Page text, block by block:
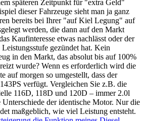
späteren Zeitpunkt für "extra Geld"
dieser Fahrzeuge sieht man ja ganz
bereits bei Ihrer "auf Kiel Legung" auf
werden, die dann auf den Markt
Kaufinteresse etwas nachlässt oder der
gezündet hat. Kein
in den Markt, das absolut bis auf 100%
wurde? Wenn es erforderlich wird die
auf morgen so umgestellt, dass der
verfügt. Vergleichen Sie z.B. die
116D, 118D und 120D – immer 2.0l
der identische Motor. Nur die
maßgeblich, wie viel Leistung entsteht.